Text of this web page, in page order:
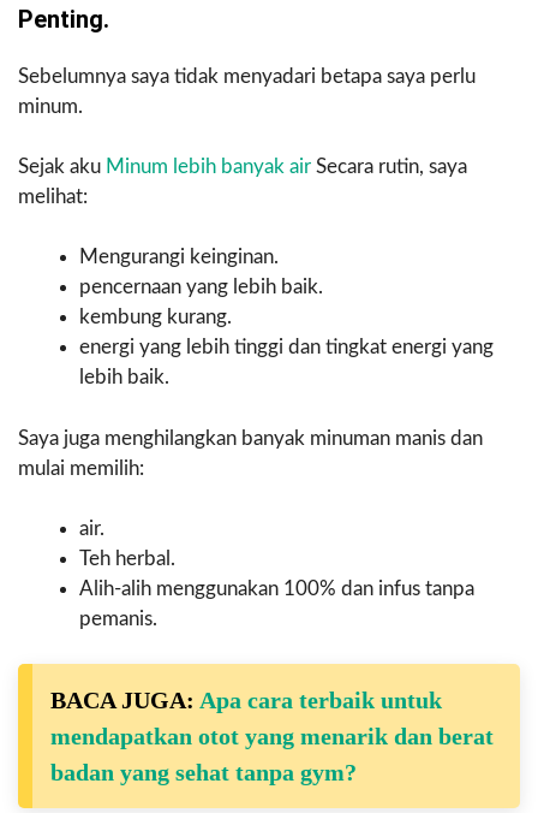
Penting.
Sebelumnya saya tidak menyadari betapa saya perlu
minum.
Sejak aku Minum lebih banyak air Secara rutin, saya
melihat:
Mengurangi keinginan.
pencernaan yang lebih baik.
kembung kurang.
energi yang lebih tinggi dan tingkat energi yang
lebih baik.
Saya juga menghilangkan banyak minuman manis dan
mulai memilih:
air.
Teh herbal.
Alih-alih menggunakan 100% dan infus tanpa
pemanis.
BACA JUGA: Apa cara terbaik untuk
mendapatkan otot yang menarik dan berat
badan yang sehat tanpa gym?